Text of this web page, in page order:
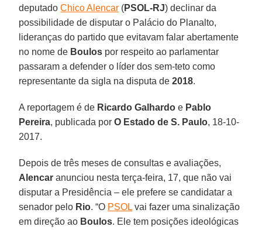
deputadoChico Alencar (PSOL-RJ) declinar da
possibilidade de disputar o Palácio do Planalto,
lideranças do partido que evitavam falar abertamente
no nome de Boulos por respeito ao parlamentar
passaram a defender o líder dos sem-teto como
representante da sigla na disputa de2018.
A reportagem é de Ricardo Galhardo e Pablo
Pereira, publicada porO Estado de S. Paulo, 18-10-
2017.
Depois de três meses de consultas e avaliações,
Alencar anunciou nesta terça-feira, 17, que não vai
disputar a Presidência – ele prefere se candidatar a
senador pelo Rio. “O PSOL vai fazer uma sinalização
em direção ao Boulos. Ele tem posições ideológicas